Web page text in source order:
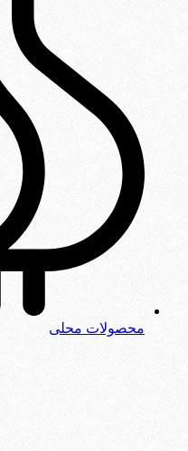
محصولات محلی